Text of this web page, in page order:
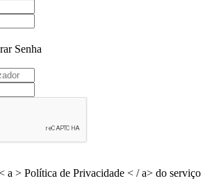
Senha
a > Política de Privacidade < / a> do serviço